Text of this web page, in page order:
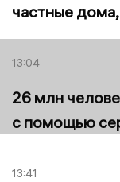
частные
13:04
26 млн
с помощью
13:41